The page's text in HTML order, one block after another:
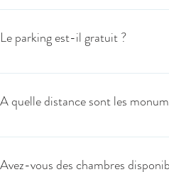
L’hôtel est entièrement non-fumeur.
Le parking est-il gratuit ?
L'hôtel est situé à proximité
A quelle distance sont les
L'hôtel le Doullennais est situé au
Avez-vous des chambres